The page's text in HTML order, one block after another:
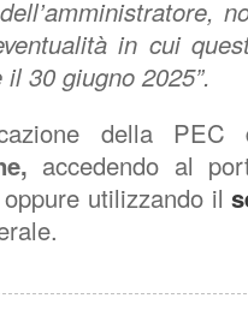
in cui
30 giugno 2025”.
della PEC
, accedendo al
utilizzando il